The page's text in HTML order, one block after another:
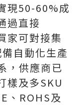
現50-60%成
過直接
家可對接集
自動化生產
，供應商已
樣及多SKU
、ROHS及